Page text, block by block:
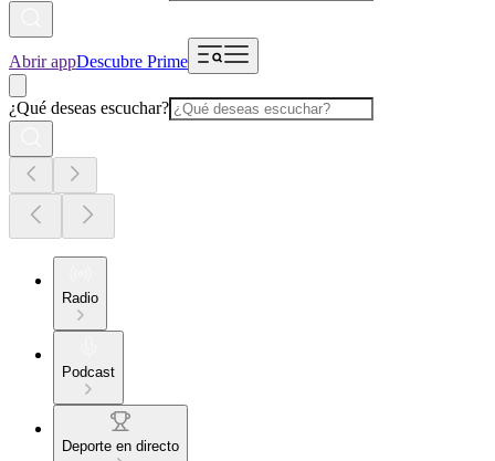
Abrir appDescubre Prime
¿Qué deseas escuchar?
Radio
Podcast
Deporte en directo